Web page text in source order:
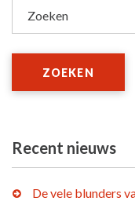
Zoeken
ZOEKEN
Recent nieuws
De vele blunders